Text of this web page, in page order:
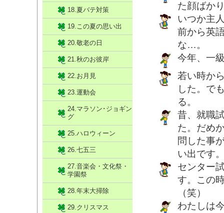
た顔ばか
いつか主
前から英
な…。
今年、一
若い時か
した。で
る。
昔、就職
た。だめ
問した事
い出です
センター
す。この
（笑）
わたしは
18.夏バテ対策
19.この夏の思い出
20.敬老の日
21.秋のお彼岸
22.お月見
23.運動会
24.マラソン･ジョギン
グ
25.ハロウィーン
26.七五三
27.音楽会・文化祭・
学園祭
28.年末大掃除
29.クリスマス